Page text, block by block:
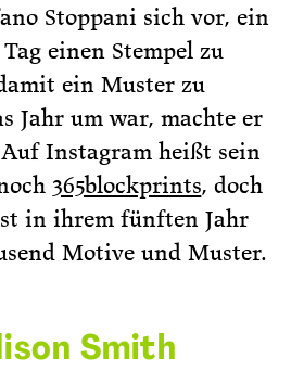
Stoppani sich vor, ein
einen Stempel zu
ein Muster zu
Jahr um war, machte er
Instagram heißt sein
365blockprints, doch
in ihrem fünften Jahr
Motive und Muster.
Smith